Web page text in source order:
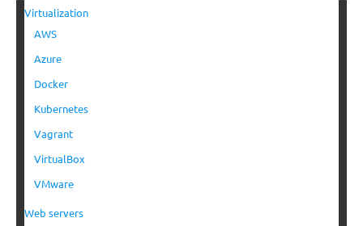
Virtualization
AWS
Azure
Docker
Kubernetes
Vagrant
VirtualBox
VMware
Web servers